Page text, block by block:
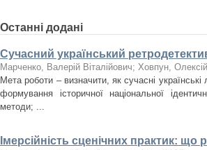
Останні додані
Сучасний український
Марченко, Валерій Віталійович; Ховпун,
Мета роботи – визначити, як сучасні
формування історичної національної
методи; ...
Імерсійність сценічних практик: